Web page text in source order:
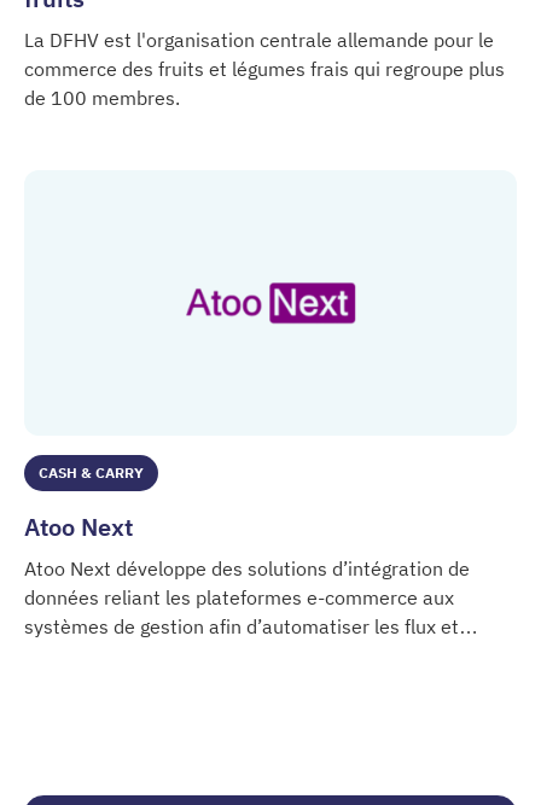
La DFHV est l'organisation centrale allemande pour le
commerce des fruits et légumes frais qui regroupe plus
de 100 membres.
CASH & CARRY
Atoo Next
Atoo Next développe des solutions d’intégration de
données reliant les plateformes e-commerce aux
systèmes de gestion afin d’automatiser les flux et